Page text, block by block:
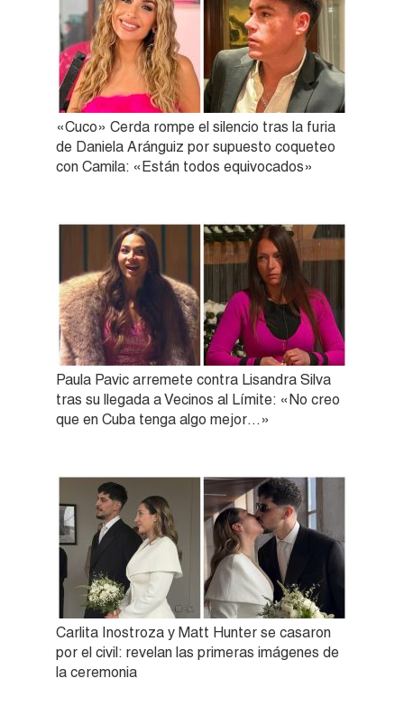
«Cuco» Cerda rompe el silencio tras la furia
de Daniela Aránguiz por supuesto coqueteo
con Camila: «Están todos equivocados»
Paula Pavic arremete contra Lisandra Silva
tras su llegada a Vecinos al Límite: «No creo
que en Cuba tenga algo mejor…»
Carlita Inostroza y Matt Hunter se casaron
por el civil: revelan las primeras imágenes de
la ceremonia